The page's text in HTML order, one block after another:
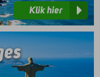
Klik hier